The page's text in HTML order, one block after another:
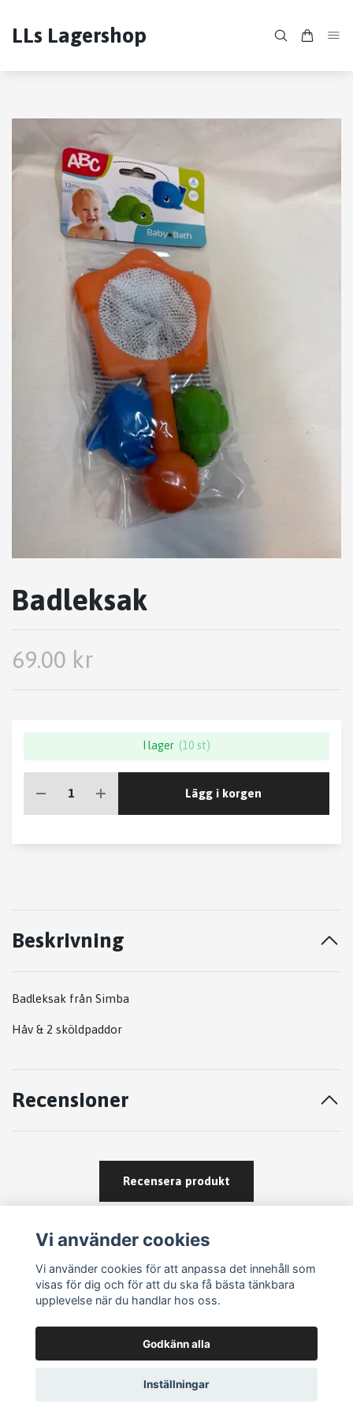
LLs Lagershop
Badleksak
69.00 kr
I lager (10 st)
Lägg i korgen
Beskrivning
Badleksak från Simba
Håv & 2 sköldpaddor
Recensioner
Recensera produkt
Om köp och returer
Vi använder cookies
Vi använder cookies för att anpassa det innehåll som
visas för dig och för att du ska få bästa tänkbara
upplevelse när du handlar hos oss.
Godkänn alla
Inställningar